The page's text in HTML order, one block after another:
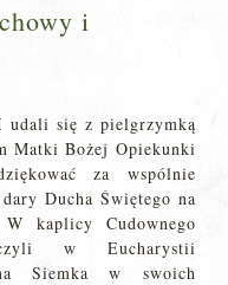
i
się z pielgrzymką
Matki Bożej Opiekunki
za wspólnie
Ducha Świętego na
W kaplicy Cudownego
w Eucharystii
Siemka w swoich